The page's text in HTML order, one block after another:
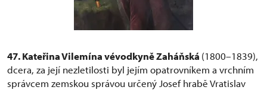
47. Kateřina Vilemína vévodkyně Zaháňská (1800–1839),
dcera, za její nezletilosti byl jejím opatrovníkem a vrchním
správcem zemskou správou určený Josef hrabě Vratislav